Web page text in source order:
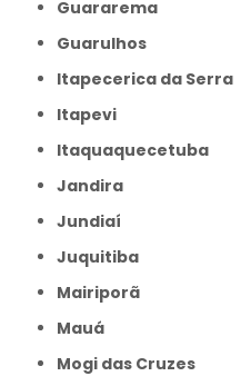
Guararema
Guarulhos
Itapecerica da Serra
Itapevi
Itaquaquecetuba
Jandira
Jundiaí
Juquitiba
Mairiporã
Mauá
Mogi das Cruzes